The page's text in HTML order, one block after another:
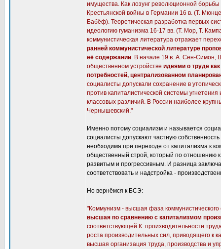
имущества. Как лозунг революционной борьбы
Крестьянской войны в Германии 16 в. (Т.
Бабёф). Теоретическая разработка первых
идеологию гуманизма 16-17 вв. (Т. Мор, Т.
коммунистическая литература отражает
ранней коммунистической литературе
её содержании. В начале 19 в. А. Сен-Симон,
общественном устройстве идеями о труде
потребностей, централизованном
социалисты допускали сохранение в
против капиталистической системы
классовых различий. В России наиболее
Чернышевский."
Именно потому социализм и называется
социалисты допускают частную
необходима при переходе от капитализма к
общественный строй, который по отношению
развитым и прогрессивным. И разница
соответствовать и надстройка -
Но вернёмся к БСЭ:
"Коммунизм - высшая фаза
высшая по сравнению с капитализмом
соответствующей К. производительности
роста производительных сил, приводящего к
высшая организация труда, производства и